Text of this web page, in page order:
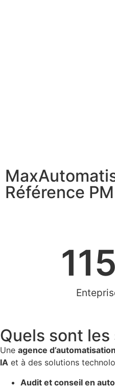
Référence
115
Quels sont
Une agence
IA et à des solutions
Audit et conseil en